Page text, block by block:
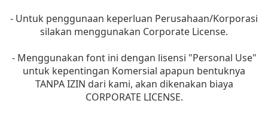
- Untuk penggunaan keperluan Perusahaan/Korporasi
silakan menggunakan Corporate License.
- Menggunakan font ini dengan lisensi "Personal Use"
untuk kepentingan Komersial apapun bentuknya
TANPA IZIN dari kami, akan dikenakan biaya
CORPORATE LICENSE.